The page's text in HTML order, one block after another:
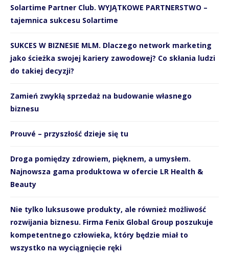
Solartime Partner Club. WYJĄTKOWE PARTNERSTWO –
tajemnica sukcesu Solartime
SUKCES W BIZNESIE MLM. Dlaczego network marketing
jako ścieżka swojej kariery zawodowej? Co skłania ludzi
do takiej decyzji?
Zamień zwykłą sprzedaż na budowanie własnego
biznesu
Prouvé – przyszłość dzieje się tu
Droga pomiędzy zdrowiem, pięknem, a umysłem.
Najnowsza gama produktowa w ofercie LR Health &
Beauty
Nie tylko luksusowe produkty, ale również możliwość
rozwijania biznesu. Firma Fenix Global Group poszukuje
kompetentnego człowieka, który będzie miał to
wszystko na wyciągnięcie ręki